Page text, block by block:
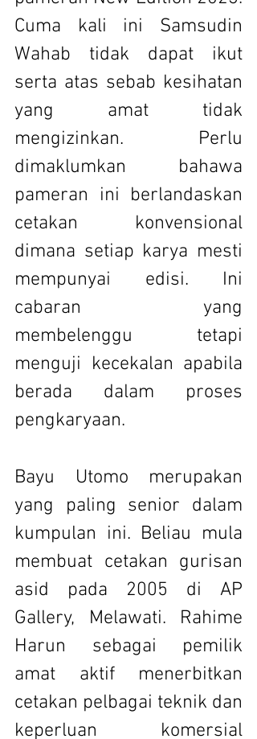
Cuma kali ini Samsudin
Wahab tidak dapat ikut
serta atas sebab kesihatan
yang amat tidak
mengizinkan. Perlu
dimaklumkan bahawa
pameran ini berlandaskan
cetakan konvensional
dimana setiap karya mesti
mempunyai edisi. Ini
cabaran yang
membelenggu tetapi
menguji kecekalan apabila
berada dalam proses
pengkaryaan.
Bayu Utomo merupakan
yang paling senior dalam
kumpulan ini. Beliau mula
membuat cetakan gurisan
asid pada 2005 di AP
Gallery, Melawati. Rahime
Harun sebagai pemilik
amat aktif menerbitkan
cetakan pelbagai teknik dan
keperluan komersial